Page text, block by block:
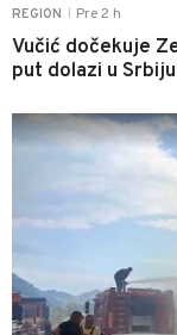
REGION Pre 2 h
Vučić dočekuje
put dolazi u Srbiju